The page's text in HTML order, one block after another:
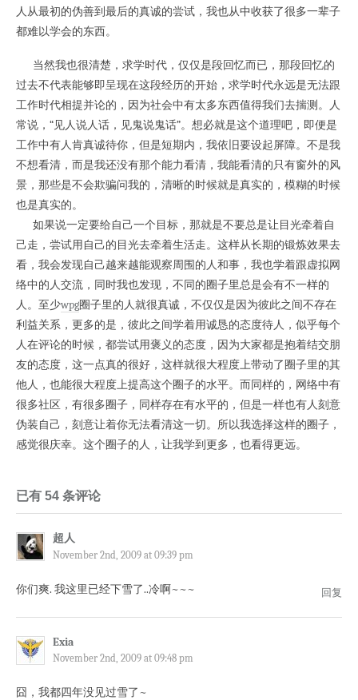
人从最初的伪善到最后的真诚的尝试，我也从中收获了很多一辈子
都难以学会的东西。
当然我也很清楚，求学时代，仅仅是段回忆而已，那段回忆的
过去不代表能够即呈现在这段经历的开始，求学时代永远是无法跟
工作时代相提并论的，因为社会中有太多东西值得我们去揣测。人
常说，“见人说人话，见鬼说鬼话”。想必就是这个道理吧，即便是
工作中有人肯真诚待你，但是短期内，我依旧要设起屏障。不是我
不想看清，而是我还没有那个能力看清，我能看清的只有窗外的风
景，那些是不会欺骗问我的，清晰的时候就是真实的，模糊的时候
也是真实的。
如果说一定要给自己一个目标，那就是不要总是让目光牵着自
己走，尝试用自己的目光去牵着生活走。这样从长期的锻炼效果去
看，我会发现自己越来越能观察周围的人和事，我也学着跟虚拟网
络中的人交流，同时我也发现，不同的圈子里总是会有不一样的
人。至少wpg圈子里的人就很真诚，不仅仅是因为彼此之间不存在
利益关系，更多的是，彼此之间学着用诚恳的态度待人，似乎每个
人在评论的时候，都尝试用褒义的态度，因为大家都是抱着结交朋
友的态度，这一点真的很好，这样就很大程度上带动了圈子里的其
他人，也能很大程度上提高这个圈子的水平。而同样的，网络中有
很多社区，有很多圈子，同样存在有水平的，但是一样也有人刻意
伪装自己，刻意让着你无法看清这一切。所以我选择这样的圈子，
感觉很庆幸。这个圈子的人，让我学到更多，也看得更远。
已有 54 条评论
超人
November 2nd, 2009 at 09:39 pm
你们爽. 我这里已经下雪了..冷啊~~~ 回复
Exia
November 2nd, 2009 at 09:48 pm
囧，我都四年没见过雪了~